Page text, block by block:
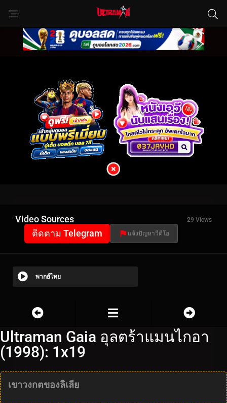
Video Sources 29 Views
ติดตาม Telegram แจ้งปัญหาวีดีโอ
พากย์ไทย
Ultraman Gaia อุลตร้าแมนไกอา
(1998): 1x19
เขาวงกตของลิเลีย